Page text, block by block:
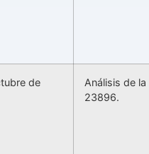
de
Análisis de
23896.